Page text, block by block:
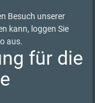
Besuch unserer
kann, loggen Sie
aus.
für die